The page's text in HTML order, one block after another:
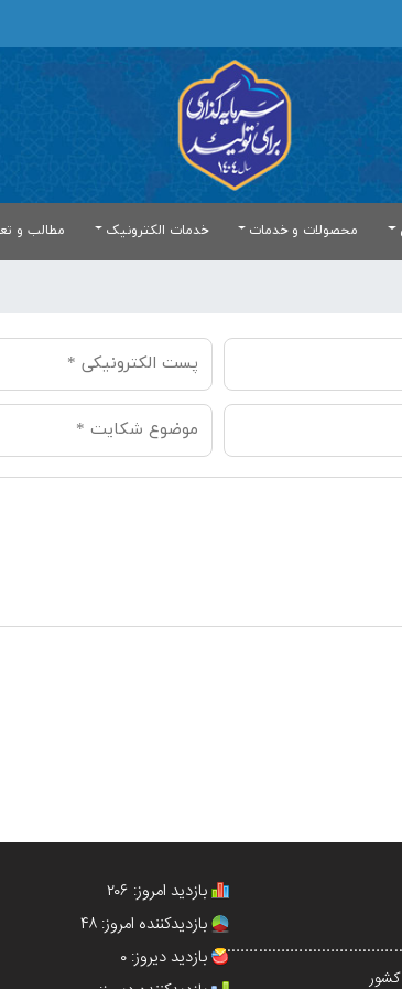
محصولات و خدمات خدمات الکترونیک مطالب و
بازدید امروز: ۲۰۶
بازدیدکننده امروز: ۴۸
بازدید دیروز: ۰